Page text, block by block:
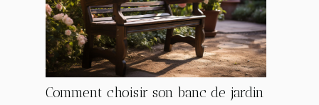
Comment choisir son banc de jardin